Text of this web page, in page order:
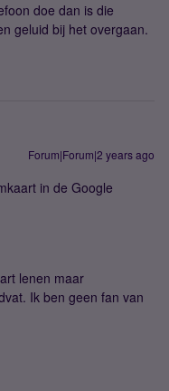
doe dan is die
geluid bij het overgaan.
Forum|Forum|2 years ago
in de Google
lenen maar
Ik ben geen fan van